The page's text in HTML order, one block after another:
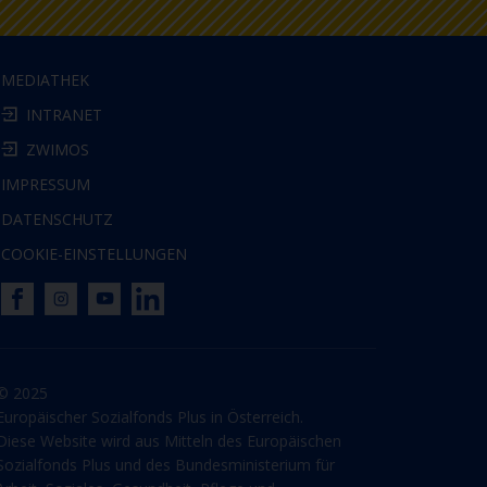
MEDIATHEK
INTRANET
ZWIMOS
IMPRESSUM
DATENSCHUTZ
COOKIE-EINSTELLUNGEN
2025
Sozialfonds Plus in Österreich.
Website wird aus Mitteln des Europäischen
Plus und des Bundesministerium für